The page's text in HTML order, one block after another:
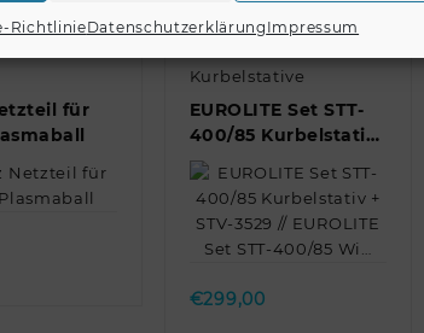
RichtlinieDatenschutzerklärung Impressum
für
view
Kurbelstative
EUROLITE Set STT-
400/85 Kurbelstativ
+ STV-3529 //
EUROLITE Set STT-
400/85 Wi…
Quick view
€299,00